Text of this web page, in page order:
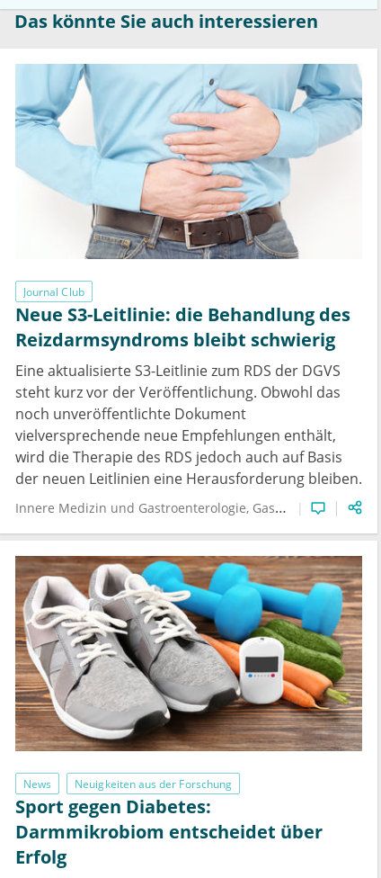
Das könnte Sie auch interessieren
Journal Club
Neue S3-Leitlinie: die Behandlung des
Reizdarmsyndroms bleibt schwierig
Eine aktualisierte S3-Leitlinie zum RDS der DGVS
steht kurz vor der Veröffentlichung. Obwohl das
noch unveröffentlichte Dokument
vielversprechende neue Empfehlungen enthält,
wird die Therapie des RDS jedoch auch auf Basis
der neuen Leitlinien eine Herausforderung bleiben.
Innere Medizin und Gastroenterologie Gastroenterologie
News Neuigkeiten aus der Forschung
Sport gegen Diabetes:
Darmmikrobiom entscheidet über
Erfolg